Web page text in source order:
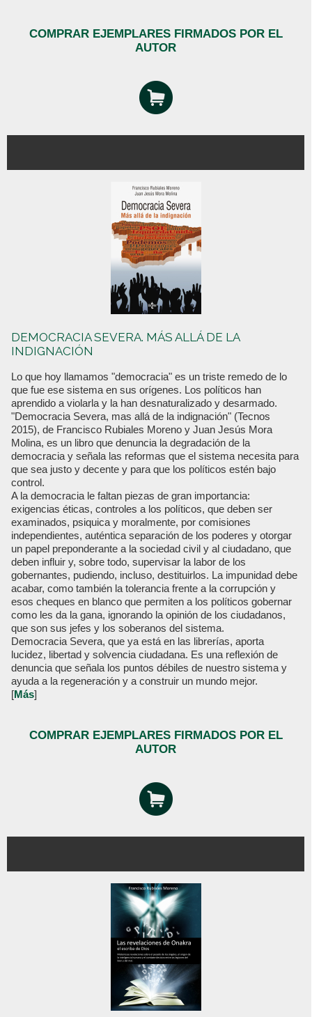
COMPRAR EJEMPLARES FIRMADOS POR EL
AUTOR
DEMOCRACIA SEVERA. MÁS ALLÁ DE LA
INDIGNACIÓN
Lo que hoy llamamos "democracia" es un triste remedo de lo
que fue ese sistema en sus orígenes. Los políticos han
aprendido a violarla y la han desnaturalizado y desarmado.
"Democracia Severa, mas allá de la indignación" (Tecnos
2015), de Francisco Rubiales Moreno y Juan Jesús Mora
Molina, es un libro que denuncia la degradación de la
democracia y señala las reformas que el sistema necesita para
que sea justo y decente y para que los políticos estén bajo
control.
A la democracia le faltan piezas de gran importancia:
exigencias éticas, controles a los políticos, que deben ser
examinados, psiquica y moralmente, por comisiones
independientes, auténtica separación de los poderes y otorgar
un papel preponderante a la sociedad civil y al ciudadano, que
deben influir y, sobre todo, supervisar la labor de los
gobernantes, pudiendo, incluso, destituirlos. La impunidad debe
acabar, como también la tolerancia frente a la corrupción y
esos cheques en blanco que permiten a los políticos gobernar
como les da la gana, ignorando la opinión de los ciudadanos,
que son sus jefes y los soberanos del sistema.
Democracia Severa, que ya está en las librerías, aporta
lucidez, libertad y solvencia ciudadana. Es una reflexión de
denuncia que señala los puntos débiles de nuestro sistema y
ayuda a la regeneración y a construir un mundo mejor.
[Más]
COMPRAR EJEMPLARES FIRMADOS POR EL
AUTOR